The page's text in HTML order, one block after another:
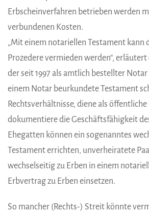
Erbscheinverfahren betrieben werden
verbundenen Kosten.
„Mit einem notariellen Testament kann
Prozedere vermieden werden“,
der seit 1997 als amtlich bestellter
einem Notar beurkundete Testament
Rechtsverhältnisse, diene als
dokumentiere die Geschäftsfähigkeit
Ehegatten können ein sogenanntes
Testament errichten, unverheiratete
wechselseitig zu Erben in einem
Erbvertrag zu Erben einsetzen.
So mancher (Rechts-) Streit könnte